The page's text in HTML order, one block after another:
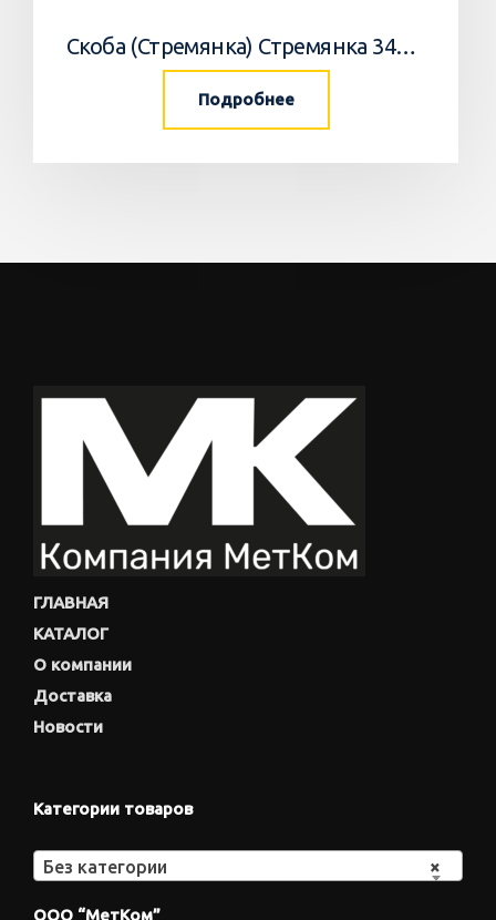
Скоба (Стремянка) Стремянка 34033502 Horsch
Подробнее
ГЛАВНАЯ
КАТАЛОГ
О компании
Доставка
Новости
Категории товаров
×
Без категории
ООО “МетКом”